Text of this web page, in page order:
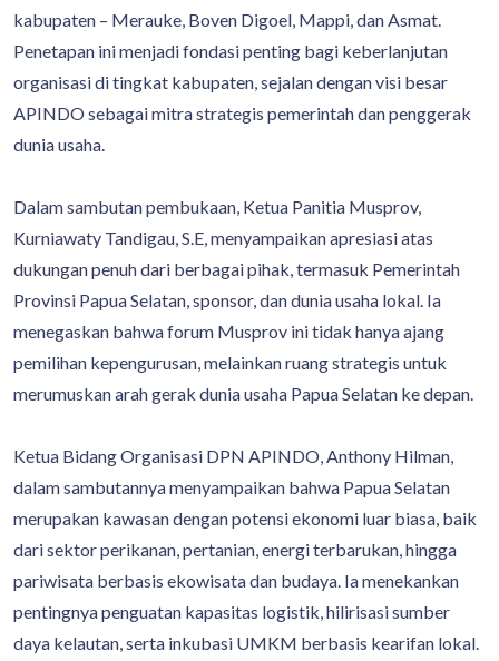
kabupaten – Merauke, Boven Digoel, Mappi, dan Asmat.
Penetapan ini menjadi fondasi penting bagi keberlanjutan
organisasi di tingkat kabupaten, sejalan dengan visi besar
APINDO sebagai mitra strategis pemerintah dan penggerak
dunia usaha.
Dalam sambutan pembukaan, Ketua Panitia Musprov,
Kurniawaty Tandigau, S.E, menyampaikan apresiasi atas
dukungan penuh dari berbagai pihak, termasuk Pemerintah
Provinsi Papua Selatan, sponsor, dan dunia usaha lokal. Ia
menegaskan bahwa forum Musprov ini tidak hanya ajang
pemilihan kepengurusan, melainkan ruang strategis untuk
merumuskan arah gerak dunia usaha Papua Selatan ke depan.
Ketua Bidang Organisasi DPN APINDO, Anthony Hilman,
dalam sambutannya menyampaikan bahwa Papua Selatan
merupakan kawasan dengan potensi ekonomi luar biasa, baik
dari sektor perikanan, pertanian, energi terbarukan, hingga
pariwisata berbasis ekowisata dan budaya. Ia menekankan
pentingnya penguatan kapasitas logistik, hilirisasi sumber
daya kelautan, serta inkubasi UMKM berbasis kearifan lokal.